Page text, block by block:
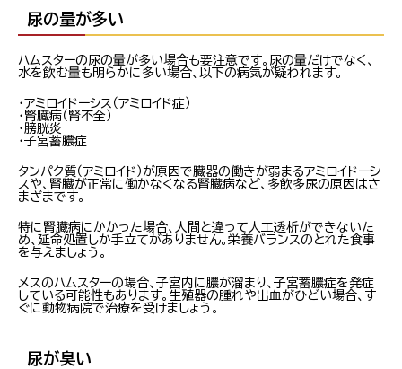
尿の量が多い
ハムスターの尿の量が多い場合も要注意です。尿の量だけでなく、
水を飲む量も明らかに多い場合、以下の病気が疑われます。
・アミロイドーシス（アミロイド症）
・腎臓病（腎不全）
・膀胱炎
・子宮蓄膿症
タンパク質（アミロイド）が原因で臓器の働きが弱まるアミロイドーシ
スや、腎臓が正常に働かなくなる腎臓病など、多飲多尿の原因はさ
まざまです。
特に腎臓病にかかった場合、人間と違って人工透析ができないた
め、延命処置しか手立てがありません。栄養バランスのとれた食事
を与えましょう。
メスのハムスターの場合、子宮内に膿が溜まり、子宮蓄膿症を発症
している可能性もあります。生殖器の腫れや出血がひどい場合、す
ぐに動物病院で治療を受けましょう。
尿が臭い